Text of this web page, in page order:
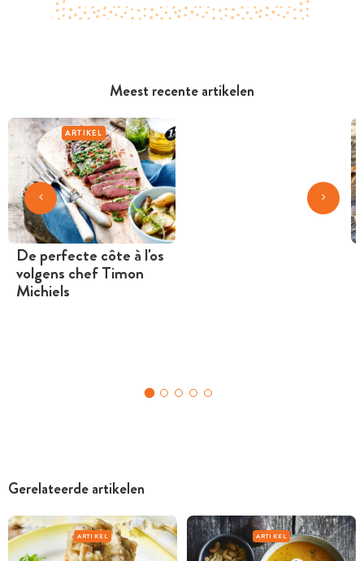
Meest recente artikelen
ARTIKEL
De perfecte côte à l'os
volgens chef Timon
Michiels
Gerelateerde artikelen
ARTIKEL ARTIKEL